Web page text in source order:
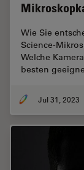
Wie Sie
Science-
Welche
besten
Jul 31, 2023